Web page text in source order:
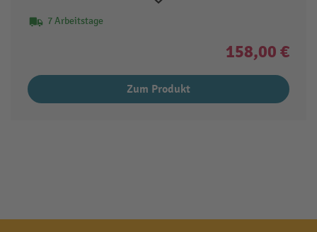
7 Arbeitstage
158,00 €
Zum Produkt